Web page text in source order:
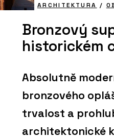
ARCHITEKTURA /
Bronzový
historickém
Absolutně
bronzového
trvalost a
architektonické